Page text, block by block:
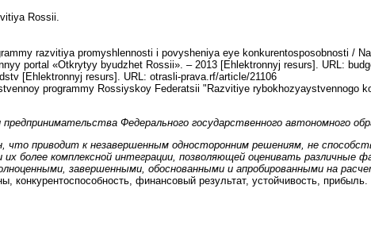
Rossii.
razvitiya promyshlennosti i povysheniya eye konkurentosposobnosti /
portal «Otkrytyy byudzhet Rossii». – 2013 [Ehlektronnyj resurs]. URL:
[Ehlektronnyj resurs]. URL: otrasli-prava.rf/article/21106
programmy Rossiyskoy Federatsii "Razvitiye
Федерального государственного автономного
приводит к незавершенным односторонним решениям, не
комплексной интеграции, позволяющей оценивать
завершенными, обоснованными и апробированными на
конкурентоспособность, финансовый результат, устойчивость, прибыль.